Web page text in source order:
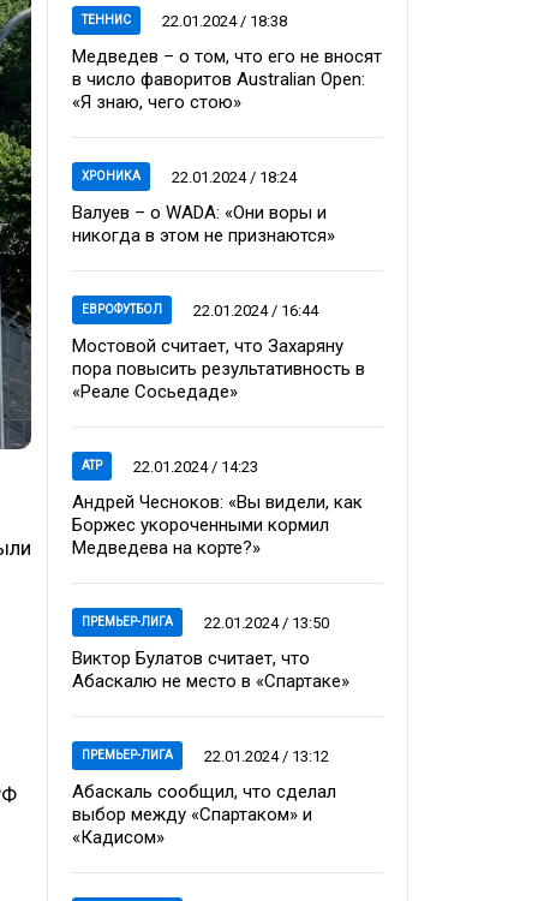
ТЕННИС 22.01.2024 / 18:38
Медведев – о том, что его не вносят
в число фаворитов Australian Open:
«Я знаю, чего стою»
ХРОНИКА 22.01.2024 / 18:24
Валуев – о WADA: «Они воры и
никогда в этом не признаются»
ЕВРОФУТБОЛ 22.01.2024 / 16:44
Мостовой считает, что Захаряну
пора повысить результативность в
«Реале Сосьедаде»
ATP 22.01.2024 / 14:23
Андрей Чесноков: «Вы видели, как
Боржес укороченными кормил
Медведева на корте?»
ПРЕМЬЕР-ЛИГА 22.01.2024 / 13:50
Виктор Булатов считает, что
Абаскалю не место в «Спартаке»
ПРЕМЬЕР-ЛИГА 22.01.2024 / 13:12
Абаскаль сообщил, что сделал
выбор между «Спартаком» и
«Кадисом»